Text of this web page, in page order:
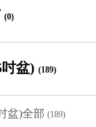
(0)
部(0)
吋盆)(189)
盆)全部(189)